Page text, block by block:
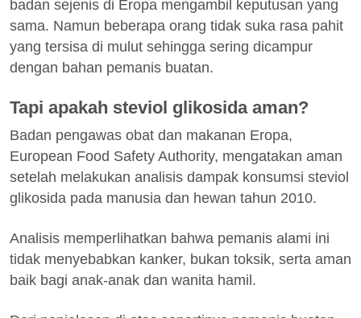
badan sejenis di Eropa mengambil keputusan yang
sama. Namun beberapa orang tidak suka rasa pahit
yang tersisa di mulut sehingga sering dicampur
dengan bahan pemanis buatan.
Tapi apakah steviol glikosida aman?
Badan pengawas obat dan makanan Eropa,
European Food Safety Authority, mengatakan aman
setelah melakukan analisis dampak konsumsi steviol
glikosida pada manusia dan hewan tahun 2010.
Analisis memperlihatkan bahwa pemanis alami ini
tidak menyebabkan kanker, bukan toksik, serta aman
baik bagi anak-anak dan wanita hamil.